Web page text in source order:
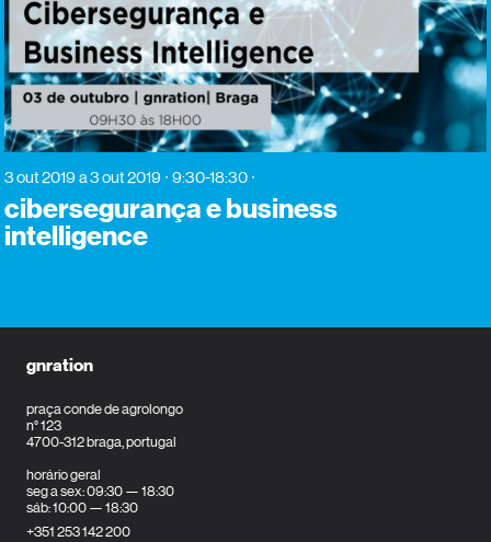
3 out 2019 a 3 out 2019 9:30-18:30
cibersegurança e business
intelligence
gnration
praça conde de agrolongo
n° 123
4700-312 braga, portugal
horário geral
seg a sex: 09:30 — 18:30
sáb: 10:00 — 18:30
+351 253 142 200